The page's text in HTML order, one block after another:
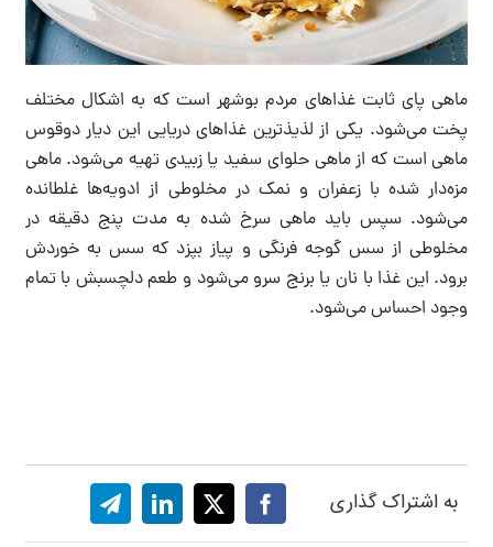
ماهی پای ثابت غذاهای مردم بوشهر است که به اشکال مختلف
پخت می‌شود. یکی از لذیذترین غذاهای دریایی این دیار دوقوس
ماهی است که از ماهی حلوای سفید یا زبیدی تهیه می‌شود. ماهی
مزه‌دار شده با زعفران و نمک در مخلوطی از ادویه‌ها غلطانده
می‌شود. سپس باید ماهی سرخ شده به مدت پنج دقیقه در
مخلوطی از سس گوجه فرنگی و پیاز بپزد که سس به خوردش
برود. این غذا با نان یا برنج سرو می‌شود و طعم دلچسبش با تمام
وجود احساس می‌شود.
به اشتراک گذاری